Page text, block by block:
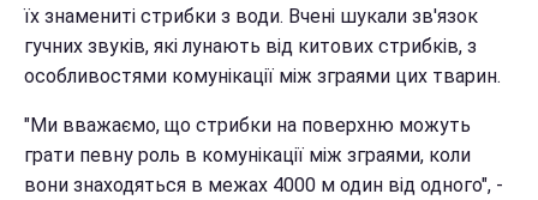
їх знамениті стрибки з води. Вчені шукали зв'язок
гучних звуків, які лунають від китових стрибків, з
особливостями комунікації між зграями цих тварин.
"Ми вважаємо, що стрибки на поверхню можуть
грати певну роль в комунікації між зграями, коли
вони знаходяться в межах 4000 м один від одного", -